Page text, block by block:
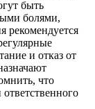
быть
болями,
рекомендуется
и отказ от
что